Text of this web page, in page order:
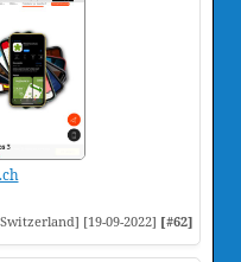
[19-09-2022] [#62]